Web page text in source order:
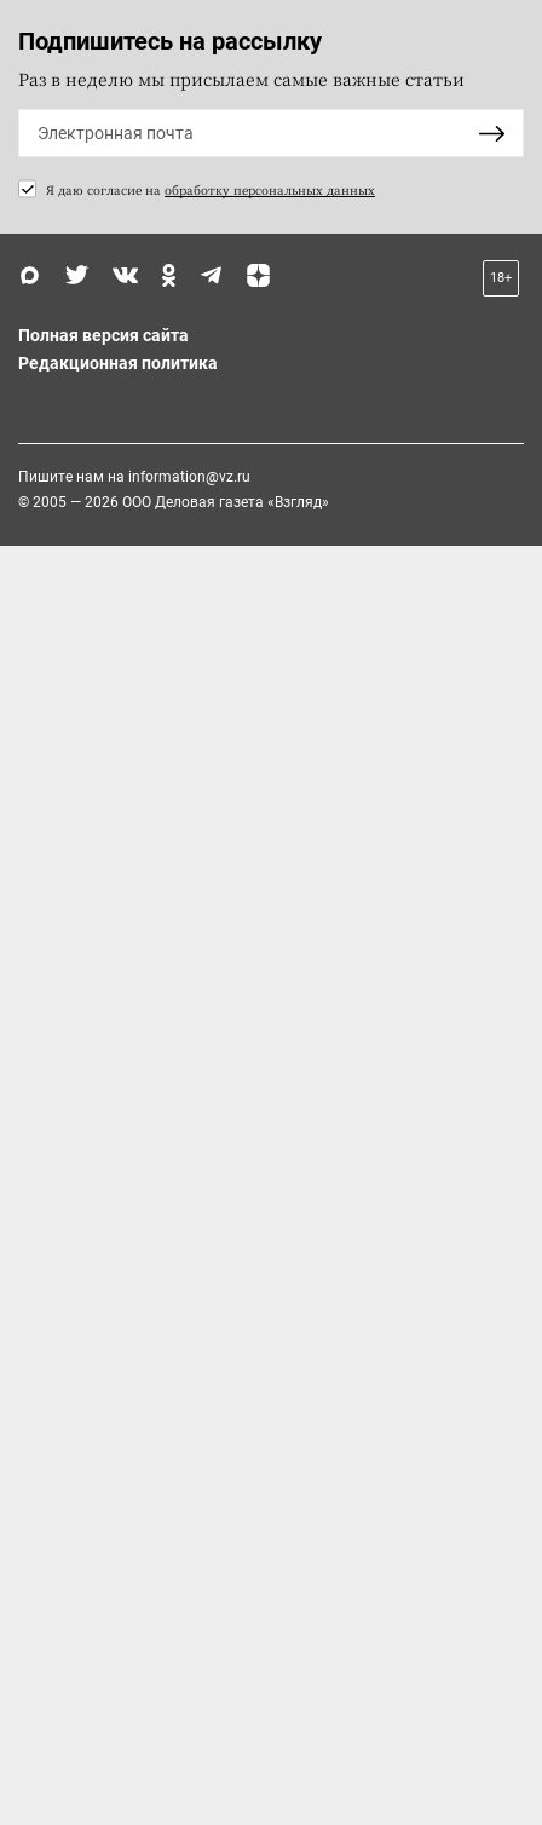
Подпишитесь на рассылку
Раз в неделю мы присылаем самые важные статьи
Я даю согласие на обработку персональных данных
18+
Полная версия сайта
Редакционная политика
Пишите нам на information@vz.ru
© 2005 — 2026 ООО Деловая газета «Взгляд»